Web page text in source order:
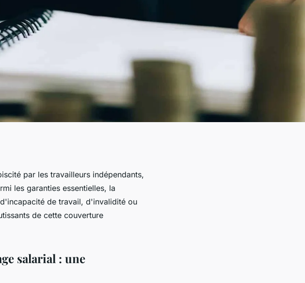
par les travailleurs indépendants,
les garanties essentielles, la
de travail, d'invalidité ou
de cette couverture
salarial : une